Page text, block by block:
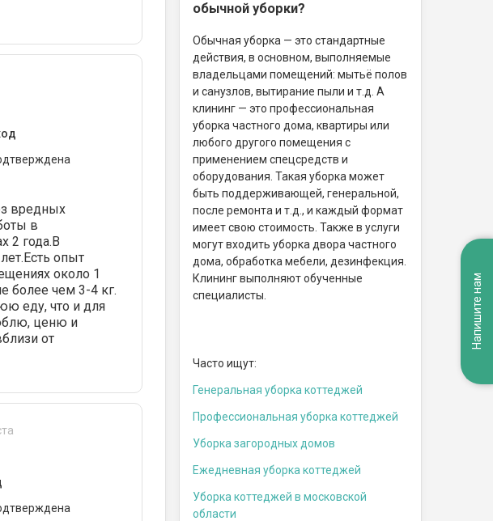
вредных
в
2 года.В
опыт
около 1
более чем 3-4 кг.
еду, что и для
ценю и
от
обычной уборки?
Обычная уборка — это стандартные
действия, в основном, выполняемые
владельцами помещений: мытьё полов
и санузлов, вытирание пыли и т.д. А
клининг — это профессиональная
уборка частного дома, квартиры или
любого другого помещения с
применением спецсредств и
оборудования. Такая уборка может
быть поддерживающей, генеральной,
после ремонта и т.д., и каждый формат
имеет свою стоимость. Также в услуги
могут входить уборка двора частного
дома, обработка мебели, дезинфекция.
Клининг выполняют обученные
специалисты.
Часто ищут:
Генеральная уборка коттеджей
Профессиональная уборка коттеджей
Уборка загородных домов
Ежедневная уборка коттеджей
Уборка коттеджей в московской
области
Напишите нам